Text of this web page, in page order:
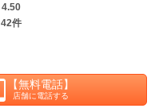
4.50
42件
【無料電話】
店舗に電話する